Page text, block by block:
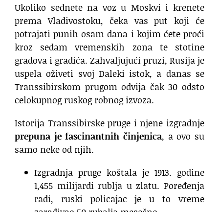
Ukoliko sednete na voz u Moskvi i krenete
prema Vladivostoku, čeka vas put koji će
potrajati punih osam dana i kojim ćete proći
kroz sedam vremenskih zona te stotine
gradova i gradića. Zahvaljujući pruzi, Rusija je
uspela oživeti svoj Daleki istok, a danas se
Transsibirskom prugom odvija čak 30 odsto
celokupnog ruskog robnog izvoza.
Istorija Transsibirske pruge i njene izgradnje
prepuna je fascinantnih činjenica, a ovo su
samo neke od njih.
Izgradnja pruge koštala je 1913. godine
1,455 milijardi rublja u zlatu. Poređenja
radi, ruski policajac je u to vreme